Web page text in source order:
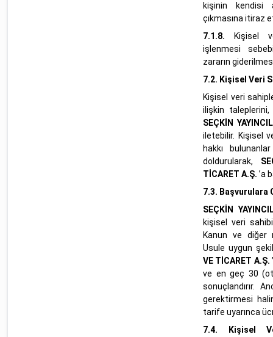
kişinin kendisi
çıkmasına itiraz
7.1.8.
Kişisel
işlenmesi
zararın
7.2. Kişisel Veri
Kişisel veri
ilişkin taleplerini,
SEÇKİN
iletebilir. Kişisel
hakkı
doldurularak,
TİCARET A.Ş. ’a
7.3. Başvurulara
SEÇKİN
kişisel veri
Kanun ve diğer
Usule uygun
VE TİCARET A.Ş.
ve en geç 30
sonuçlandırır.
gerektirmesi
tarife uyarınca
7.4.
Kişisel